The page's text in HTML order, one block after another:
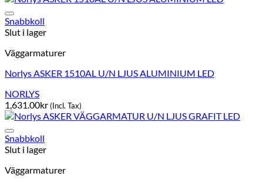
Snabbkoll
Slut i lager
Väggarmaturer
Norlys ASKER 1510AL U/N LJUS ALUMINIUM LED
NORLYS
1,631.00kr(Incl. Tax)
Snabbkoll
Slut i lager
Väggarmaturer